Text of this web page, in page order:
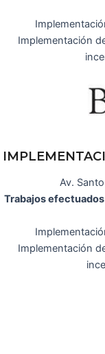
Implementación
Av.
Trabajos
Implementación